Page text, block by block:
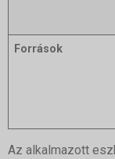
Források
Az alkalmazott